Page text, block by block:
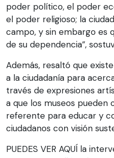
poder político, el poder
el poder religioso; la
campo, y sin embargo es
de su dependencia”,
Además, resaltó que
a la ciudadanía para
través de expresiones
a que los museos pueden
referente para educar y
ciudadanos con visión
PUEDES VER AQUÍ la